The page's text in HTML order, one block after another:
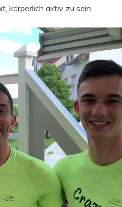
körperlich aktiv zu sein.